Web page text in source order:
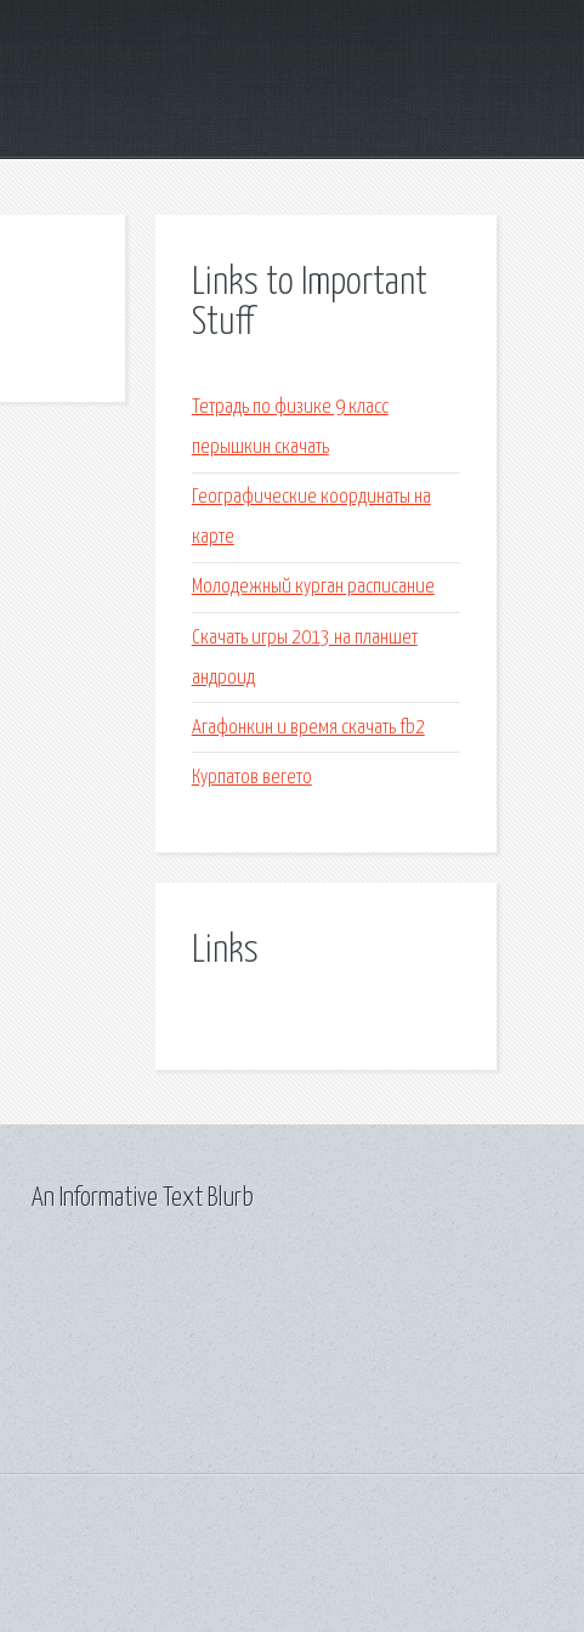
Links to Important
Stuff
Тетрадь по физике 9 класс
перышкин скачать
Географические координаты на
карте
Молодежный курган расписание
Скачать игры 2013 на планшет
андроид
Агафонкин и время скачать fb2
Курпатов вегето
Links
An Informative Text Blurb